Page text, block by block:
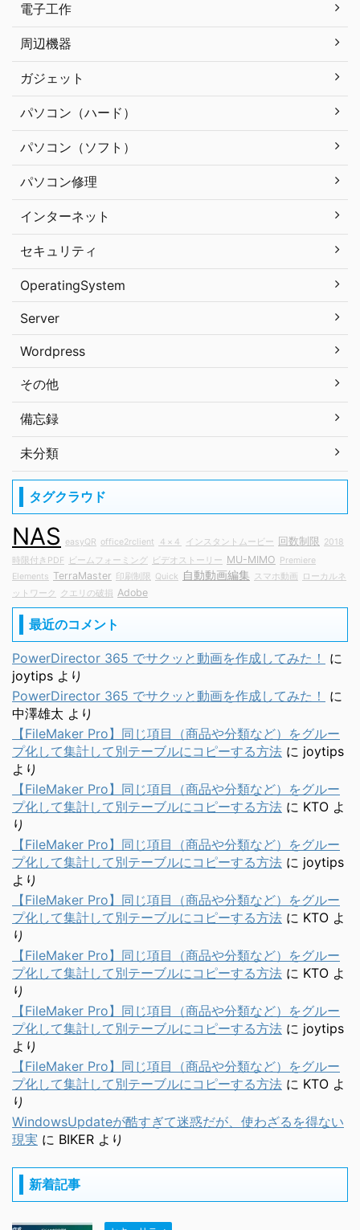
電子工作
周辺機器
ガジェット
パソコン（ハード）
パソコン（ソフト）
パソコン修理
インターネット
セキュリティ
OperatingSystem
Server
Wordpress
その他
備忘録
未分類
タグクラウド
NAS easyQR office2rclient ４×４ インスタントムービー 回数制限 2018
時限付きPDF
ビームフォーミング ビデオストーリー MU-MIMO Premiere
Elements TerraMaster 印刷制限 Quick 自動動画編集 スマホ動画
ローカルネ
ットワーク
クエリの破損 Adobe
最近のコメント
PowerDirector 365 でサクッと動画を作成してみた！
に
joytips より
PowerDirector 365 でサクッと動画を作成してみた！
に
中澤雄太 より
【FileMaker Pro】同じ項目（商品や分類など）をグルー
プ化して集計して別テーブルにコピーする方法 に joytips
より
【FileMaker Pro】同じ項目（商品や分類など）をグルー
プ化して集計して別テーブルにコピーする方法 に KTO よ
り
【FileMaker Pro】同じ項目（商品や分類など）をグルー
プ化して集計して別テーブルにコピーする方法 に joytips
より
【FileMaker Pro】同じ項目（商品や分類など）をグルー
プ化して集計して別テーブルにコピーする方法 に KTO よ
り
【FileMaker Pro】同じ項目（商品や分類など）をグルー
プ化して集計して別テーブルにコピーする方法 に KTO よ
り
【FileMaker Pro】同じ項目（商品や分類など）をグルー
プ化して集計して別テーブルにコピーする方法 に joytips
より
【FileMaker Pro】同じ項目（商品や分類など）をグルー
プ化して集計して別テーブルにコピーする方法 に KTO よ
り
WindowsUpdateが酷すぎて迷惑だが、使わざるを得ない
現実 に BIKER より
新着記事